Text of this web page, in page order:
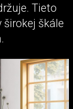
Tieto
širokej škále